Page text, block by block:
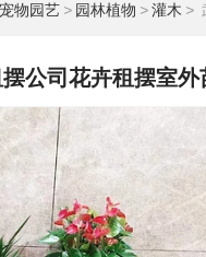
宠物园艺 > 园林植物 >灌木 >
公司花卉租摆室